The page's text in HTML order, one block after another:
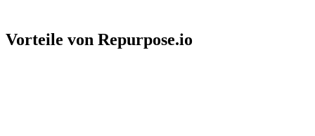
Vorteile von Repurpose.io